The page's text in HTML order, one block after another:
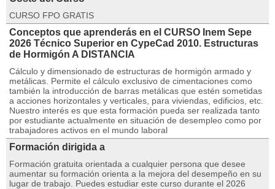
CURSO FPO GRATIS
Conceptos que aprenderás en el CURSO Inem Sepe
2026 Técnico Superior en CypeCad 2010. Estructuras
de Hormigón A DISTANCIA
Cálculo y dimensionado de estructuras de hormigón armado y
metálicas. Permite el cálculo exclusivo de cimentaciones como
también la introducción de barras metálicas que estén sometidas
a acciones horizontales y verticales, para viviendas, edificios, etc.
Nuestro interés es que esta formación pueda ser realizada tanto
por estudiante actualmente en situación de desempleo como por
trabajadores activos en el mundo laboral
Formación dirigida a
Formación gratuita orientada a cualquier persona que desee
aumentar su formación orienta a la mejora del desempeño en su
lugar de trabajo. Puedes estudiar este curso durante el 2026